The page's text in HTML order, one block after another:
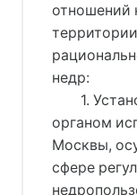
отношений
недр:
1.
органом
Москвы,
сфере